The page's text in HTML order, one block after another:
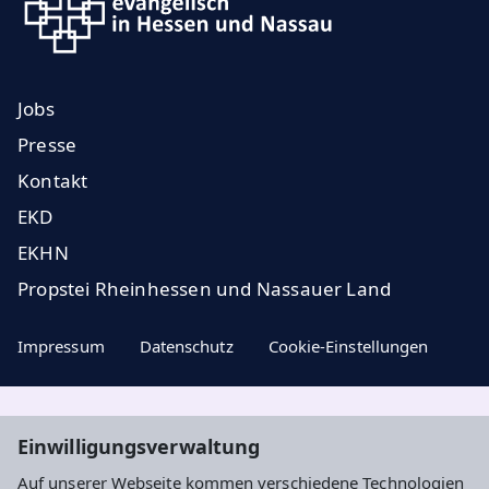
Einwilligungsverwaltung
Auf unserer Webseite kommen verschiedene Technologien
Jobs
Presse
Kontakt
EKD
EKHN
Propstei Rheinhessen und Nassauer Land
Impressum Datenschutz Cookie-Einstellungen
Aktuelle Nachrichten, geistige Impulse und
Veranstaltungstipps ...